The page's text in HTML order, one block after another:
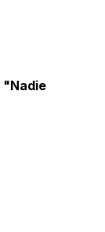
"Nadie